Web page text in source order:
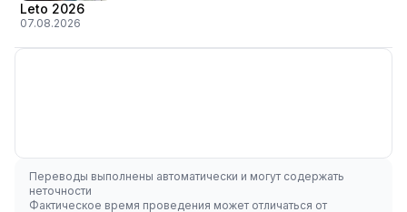
Leto 2026
07.08.2026
Переводы выполнены автоматически и могут содержать
неточности
Фактическое время проведения может отличаться от